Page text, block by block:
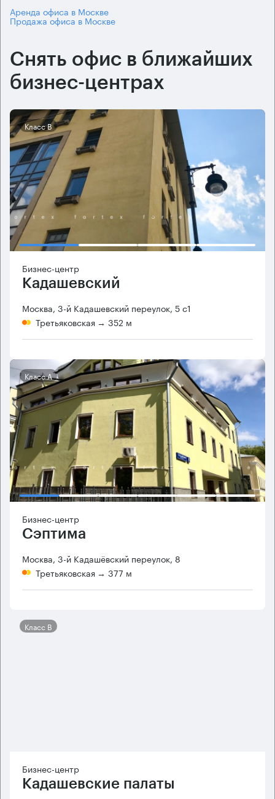
Аренда офиса в Москве
Продажа офиса в Москве
Снять офис в ближайших
бизнес-центрах
Класс B
Бизнес-центр
Кадашевский
Москва, 3-й Кадашевский переулок, 5 с1
Третьяковская → 352 м
Класс А
Бизнес-центр
Сэптима
Москва, 3-й Кадашёвский переулок, 8
Третьяковская → 377 м
Класс B
Бизнес-центр
Кадашевские палаты